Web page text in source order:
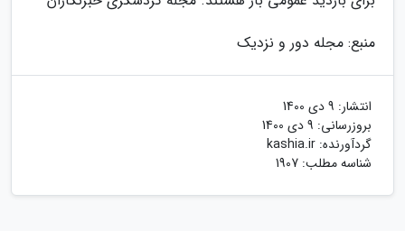
منبع: مجله دور و نزدیک
انتشار: 9 دی 1400
بروزرسانی: 9 دی 1400
گردآورنده: kashia.ir
شناسه مطلب: 1907